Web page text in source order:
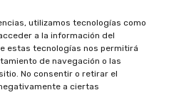
utilizamos tecnologías como
a la información del
estas tecnologías nos permitirá
de navegación o las
No consentir o retirar el
a ciertas